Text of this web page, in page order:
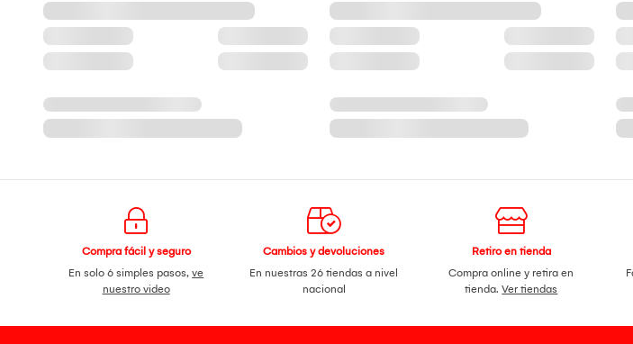
Compra fácil y seguro
En solo 6 simples pasos,ve
nuestro video
Cambios y devoluciones
En nuestras 26 tiendas a nivel
nacional
Retiro en tienda
Compra online y retira en
tienda.Ver tiendas